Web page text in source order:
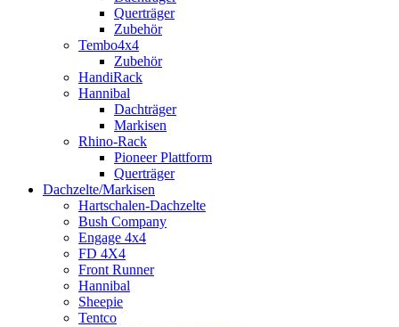
Querträger
Zubehör
Tembo4x4
Zubehör
HandiRack
Hannibal
Dachträger
Markisen
Rhino-Rack
Pioneer Plattform
Querträger
Dachzelte/Markisen
Hartschalen-Dachzelte
Bush Company
Engage 4x4
FD 4X4
Front Runner
Hannibal
Sheepie
Tentco